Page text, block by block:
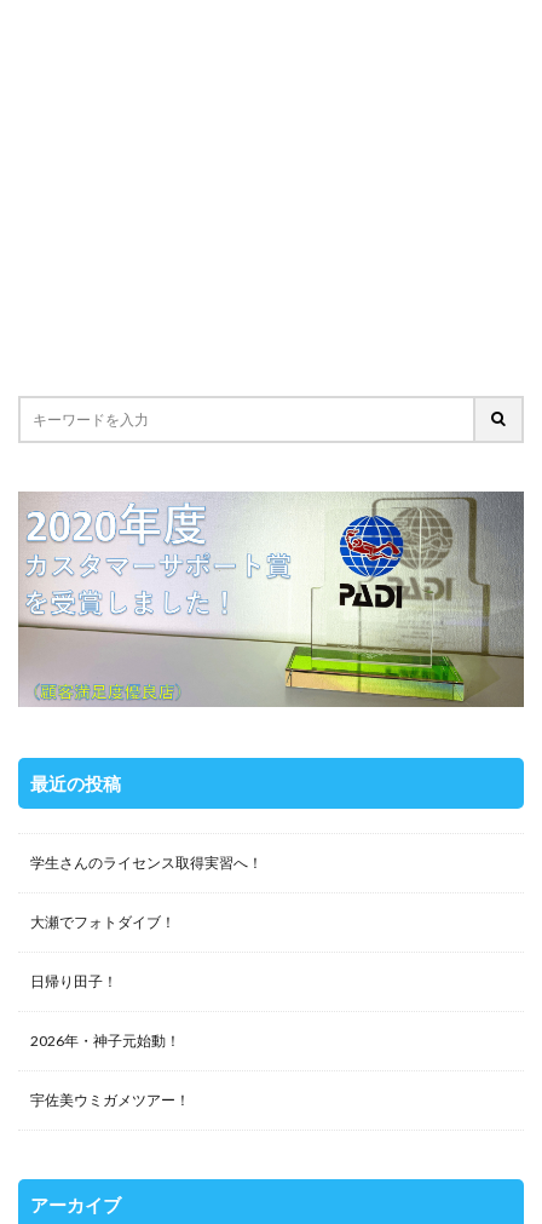
最近の投稿
学生さんのライセンス取得実習へ！
大瀬でフォトダイブ！
日帰り田子！
2026年・神子元始動！
宇佐美ウミガメツアー！
アーカイブ